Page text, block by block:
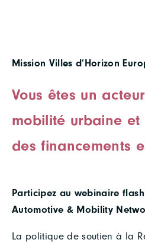
Mission Villes d’Horizon
Vous êtes un
mobilité urbaine et
des financements
Participez au webinaire
Automotive & Mobility
La politique de soutien à la